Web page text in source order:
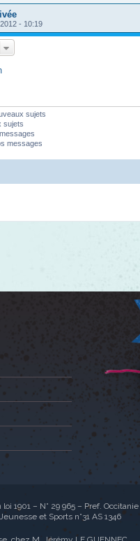
- 10:19
sujets
sujets
messages
loi 1901 – N° 29 965 – Pref. Occitanie
et Sports n°31 AS 1346